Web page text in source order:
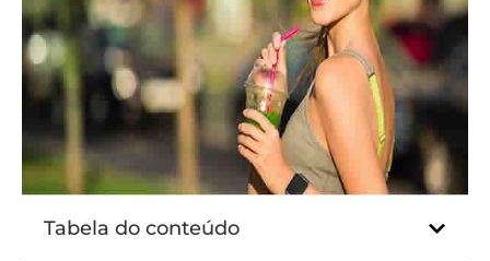
Tabela do conteúdo